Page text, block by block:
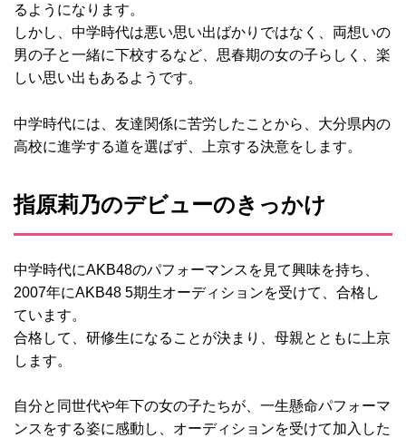
るようになります。
しかし、中学時代は悪い思い出ばかりではなく、両想いの
男の子と一緒に下校するなど、思春期の女の子らしく、楽
しい思い出もあるようです。
中学時代には、友達関係に苦労したことから、大分県内の
高校に進学する道を選ばず、上京する決意をします。
指原莉乃のデビューのきっかけ
中学時代にAKB48のパフォーマンスを見て興味を持ち、
2007年にAKB48 5期生オーディションを受けて、合格し
ています。
合格して、研修生になることが決まり、母親とともに上京
します。
自分と同世代や年下の女の子たちが、一生懸命パフォーマ
ンスをする姿に感動し、オーディションを受けて加入した